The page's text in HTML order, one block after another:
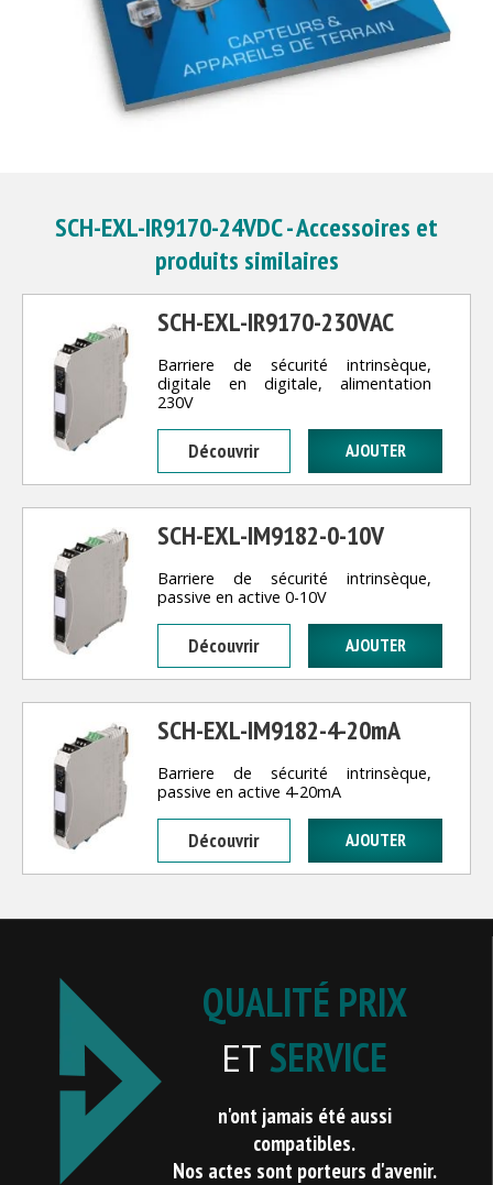
SCH-EXL-IR9170-24VDC - Accessoires et
produits similaires
SCH-EXL-IR9170-230VAC
Barriere de sécurité intrinsèque,
digitale en digitale, alimentation
230V
Découvrir
SCH-EXL-IM9182-0-10V
Barriere de sécurité intrinsèque,
passive en active 0-10V
Découvrir
SCH-EXL-IM9182-4-20mA
Barriere de sécurité intrinsèque,
passive en active 4-20mA
Découvrir
QUALITÉ PRIX
ET SERVICE
n'ont jamais été aussi
compatibles.
Nos actes sont porteurs d'avenir.